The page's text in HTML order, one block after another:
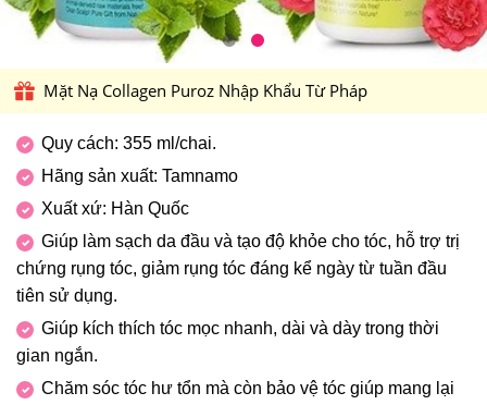
Mặt Nạ Collagen Puroz Nhập Khẩu Từ Pháp
Quy cách: 355 ml/chai.
Hãng sản xuất: Tamnamo
Xuất xứ: Hàn Quốc
Giúp làm sạch da đầu và tạo độ khỏe cho tóc, hỗ trợ trị
chứng rụng tóc, giảm rụng tóc đáng kể ngày từ tuần đầu
tiên sử dụng.
Giúp kích thích tóc mọc nhanh, dài và dày trong thời
gian ngắn.
Chăm sóc tóc hư tổn mà còn bảo vệ tóc giúp mang lại